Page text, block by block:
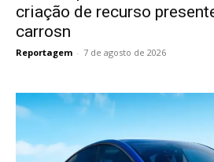
criação de recurso
carrosn
Reportagem - 7 de agosto de 2026